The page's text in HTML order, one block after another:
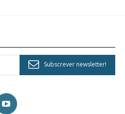
Subscrever newsletter!